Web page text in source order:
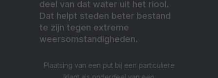
deel van dat water uit het riool.
Dat helpt steden beter bestand
te zijn tegen extreme
weersomstandigheden.
Plaatsing van een put bij een particuliere